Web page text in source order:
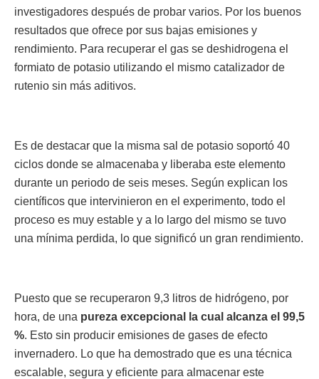
investigadores después de probar varios. Por los buenos
resultados que ofrece por sus bajas emisiones y
rendimiento. Para recuperar el gas se deshidrogena el
formiato de potasio utilizando el mismo catalizador de
rutenio sin más aditivos.
Es de destacar que la misma sal de potasio soportó 40
ciclos donde se almacenaba y liberaba este elemento
durante un periodo de seis meses. Según explican los
científicos que intervinieron en el experimento, todo el
proceso es muy estable y a lo largo del mismo se tuvo
una mínima perdida, lo que significó un gran rendimiento.
Puesto que se recuperaron 9,3 litros de hidrógeno, por
hora, de una pureza excepcional la cual alcanza el 99,5
%. Esto sin producir emisiones de gases de efecto
invernadero. Lo que ha demostrado que es una técnica
escalable, segura y eficiente para almacenar este